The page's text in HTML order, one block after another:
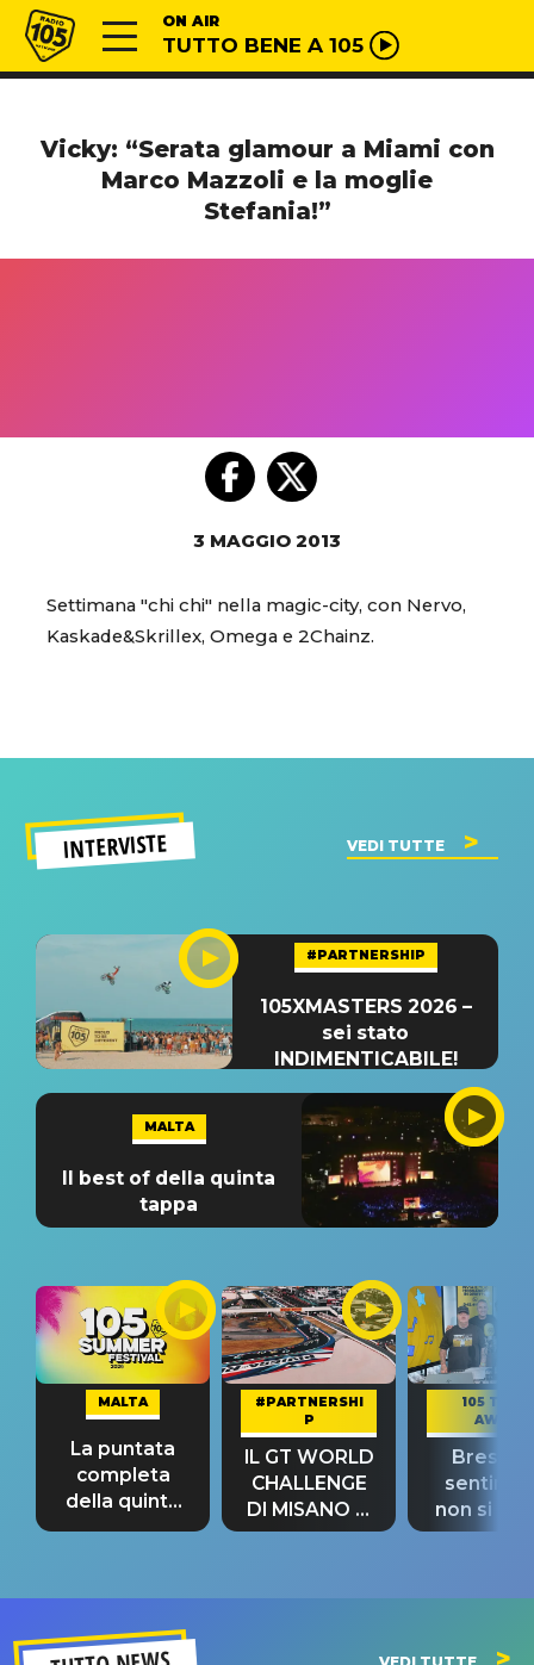
Vai al contenuto
Radio 105 ON AIR
TUTTO BENE A 105
Vicky: “Serata glamour a Miami con
Marco Mazzoli e la moglie
Stefania!”
3 MAGGIO 2013
Settimana "chi chi" nella magic-city, con Nervo,
Kaskade&Skrillex, Omega e 2Chainz.
INTERVISTE VEDI TUTTE
#PARTNERSHIP
105XMASTERS 2026 –
sei stato
INDIMENTICABILE!
MALTA
Il best of della quinta
tappa
MALTA
La puntata
completa
della quinta
tappa
#PARTNERSHI
P
IL GT WORLD
CHALLENGE
DI MISANO si
riconferma
105 TAKE
AWAY
Bresh:
non si
fino alla